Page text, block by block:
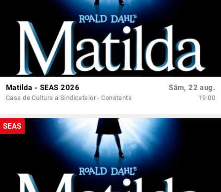
Matilda - SEAS 2026
Casa de Cultura a Sindicatelor - Constanta
Sâm, 22 aug.
19:00
SEAS